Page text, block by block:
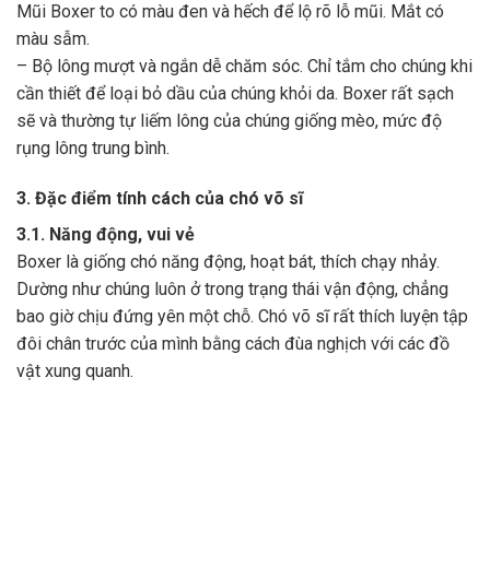
Mũi Boxer to có màu đen và hếch để lộ rõ lỗ mũi. Mắt có
màu sẫm.
– Bộ lông mượt và ngắn dễ chăm sóc. Chỉ tắm cho chúng khi
cần thiết để loại bỏ dầu của chúng khỏi da. Boxer rất sạch
sẽ và thường tự liếm lông của chúng giống mèo, mức độ
rụng lông trung bình.
3. Đặc điểm tính cách của chó võ sĩ
3.1. Năng động, vui vẻ
Boxer là giống chó năng động, hoạt bát, thích chạy nhảy.
Dường như chúng luôn ở trong trạng thái vận động, chẳng
bao giờ chịu đứng yên một chỗ. Chó võ sĩ rất thích luyện tập
đôi chân trước của mình bằng cách đùa nghịch với các đồ
vật xung quanh.